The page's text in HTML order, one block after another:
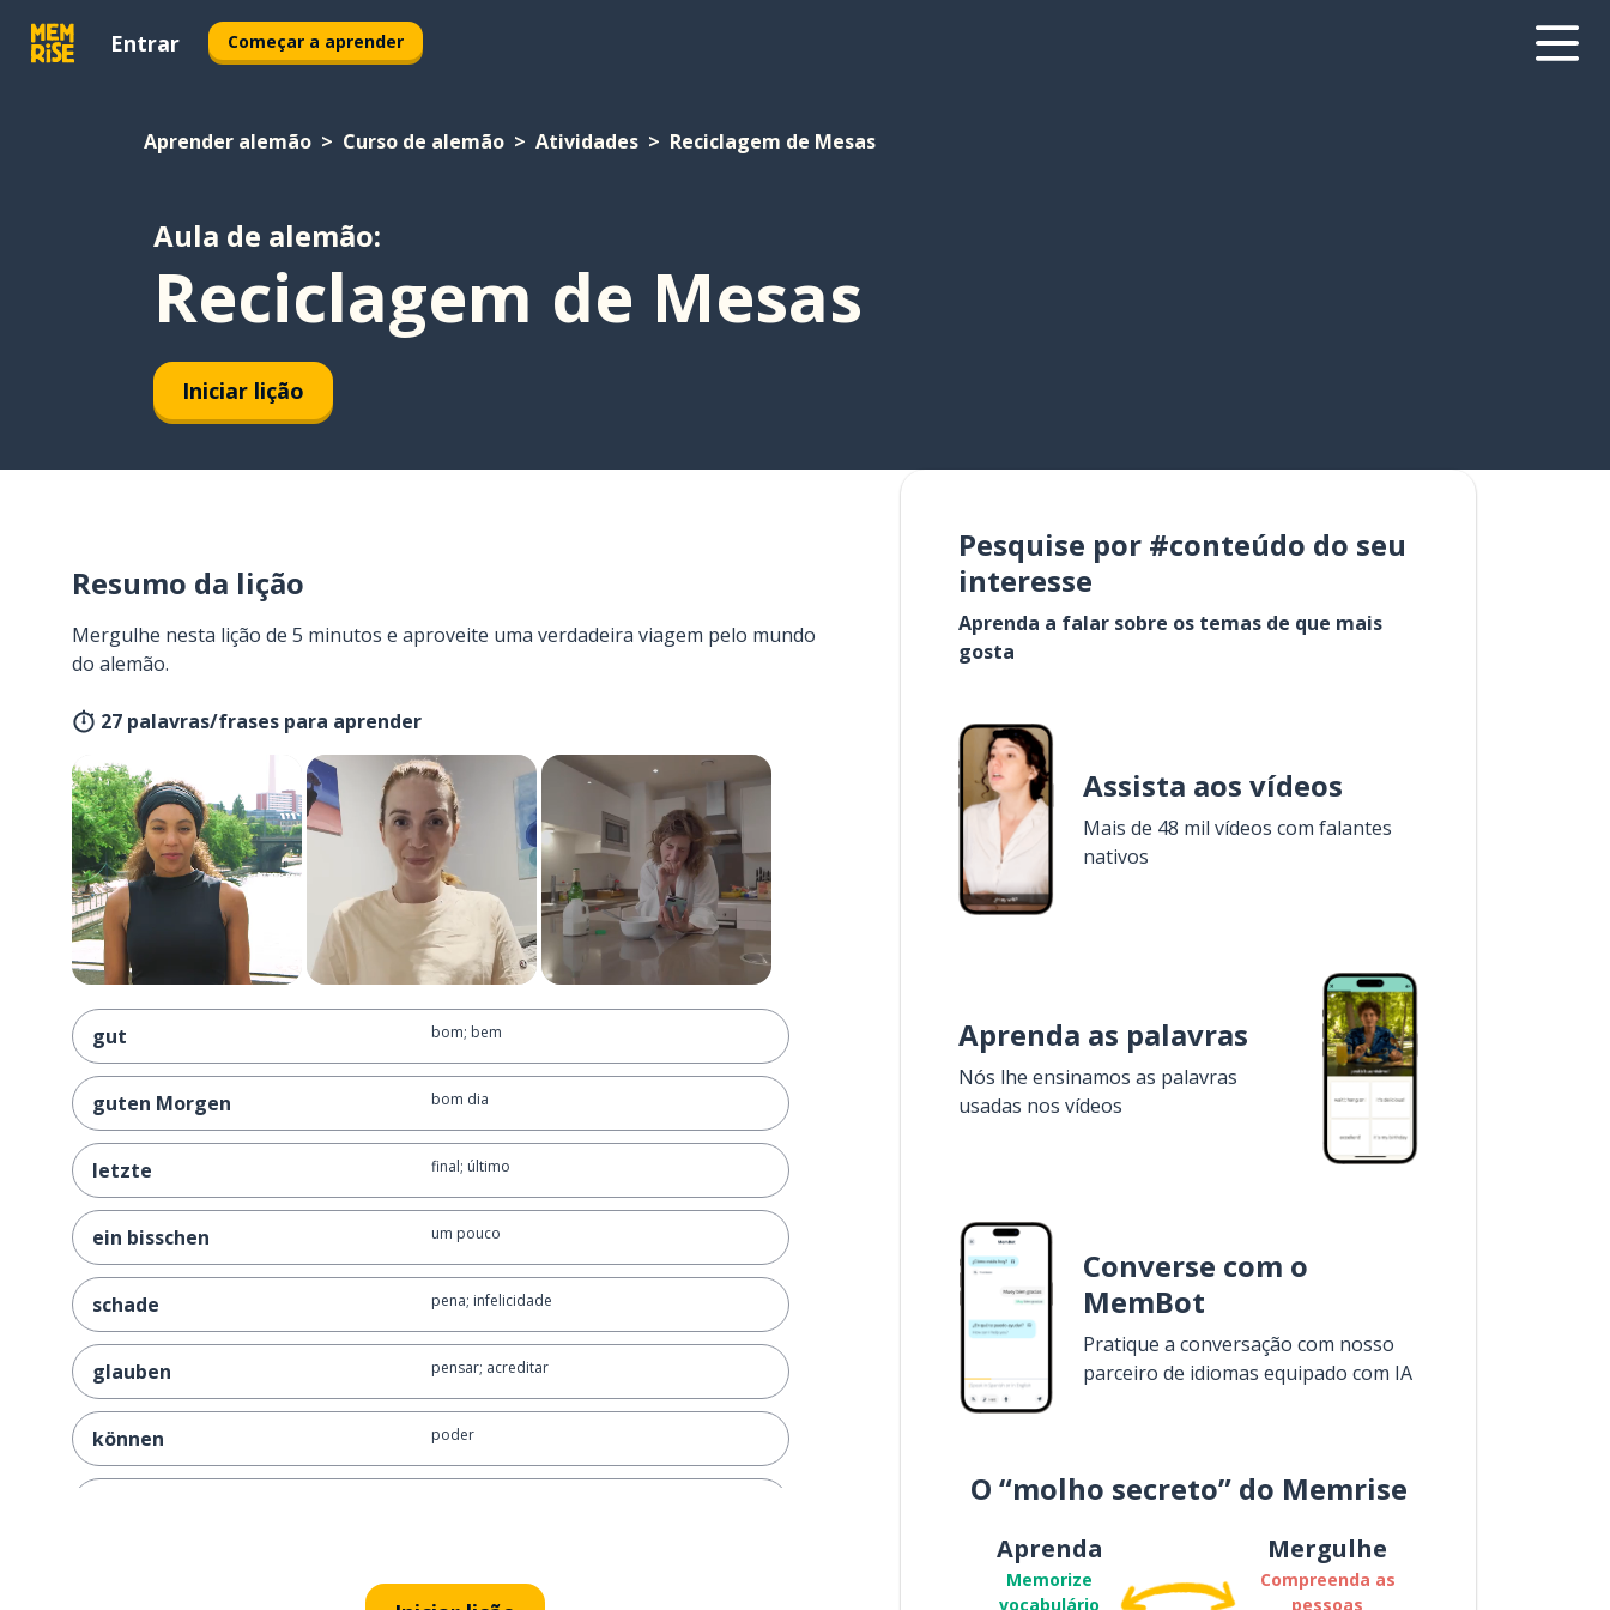
Entrar Começar a aprender
Aprender alemão Curso de alemão Atividades Reciclagem de Mesas
Aula de alemão:
Reciclagem de Mesas
Iniciar lição
Resumo da lição
Mergulhe nesta lição de 5 minutos e aproveite uma verdadeira viagem pelo mundo
do alemão.
27 palavras/frases para aprender
gut bom; bem
guten Morgen bom dia
letzte final; último
ein bisschen um pouco
schade pena; infelicidade
glauben pensar; acreditar
können poder
Pesquise por #conteúdo do seu
interesse
Aprenda a falar sobre os temas de que mais
gosta
Assista aos vídeos
Mais de 48 mil vídeos com falantes
nativos
Aprenda as palavras
Nós lhe ensinamos as palavras
usadas nos vídeos
Converse com o
MemBot
Pratique a conversação com nosso
parceiro de idiomas equipado com IA
O “molho secreto” do Memrise
Aprenda
Memorize
vocabulário
Mergulhe
Compreenda as
pessoas